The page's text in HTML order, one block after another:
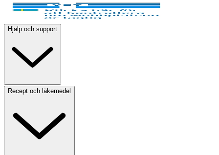
Hjälp och support
Recept och läkemedel